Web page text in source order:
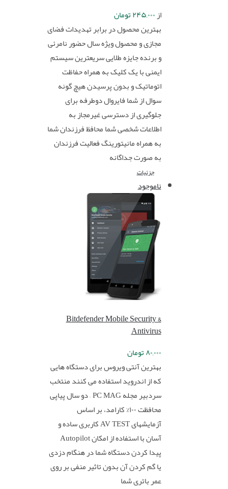
از۲۴۵,۰۰۰تومان
بهترین محصول در برابر تهدیدات فضای
مجازی و محصول ویژه سال حضور نامرئی
و برنده جایزه طلایی سریعترین سیستم
ایمنی با یک کلیک به همراه حفاظت
اتوماتیک و بدون پرسیدن هیچ گونه
سوال از شما فایروال دوطرفه برای
جلوگیری از دسترسی غیرمجاز به
اطلاعات شخصی شما محافظ فرزندان شما
به همراه مانیتورینگ فعالیت فرزندان
به صورت جداگانه
جزئیات
ناموجود
Bitdefender Mobile Security &
Antivirus
۸۰,۰۰۰تومان
بهترین آنتی ویروس برای دستگاه هایی
که از اندروید استفاده می کنند منتخب
سردبیر مجله PC MAG – دو سال پیاپی
محافظت ۱۰۰% کارامد، بر اساس
آزمایشهای AV TEST کاربری ساده و
آسان با استفاده از امکان Autopilot
پیدا کردن دستگاه شما در هنگام دزدی
یا گم کردن آن بدون تاثیر منفی بر روی
عمر باتری شما